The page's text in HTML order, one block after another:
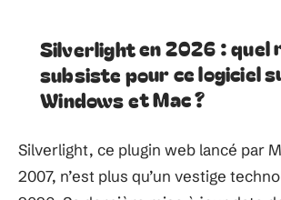
Silverlight en 2026 : quel
subsiste pour ce logiciel
Windows et Mac ?
Silverlight, ce plugin web lancé par
2007, n’est plus qu’un vestige